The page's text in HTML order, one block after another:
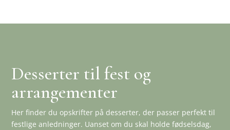
Desserter til fest og
arrangementer
Her finder du opskrifter på desserter, der passer perfekt til
festlige anledninger. Uanset om du skal holde fødselsdag,